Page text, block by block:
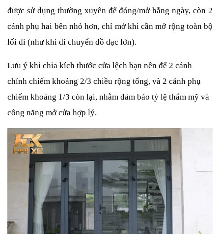
được sử dụng thường xuyên để đóng/mở hằng ngày, còn 2
cánh phụ hai bên nhỏ hơn, chỉ mở khi cần mở rộng toàn bộ
lối đi (như khi di chuyển đồ đạc lớn).
Lưu ý khi chia kích thước cửa lệch bạn nên để 2 cánh
chính chiếm khoảng 2/3 chiều rộng tổng, và 2 cánh phụ
chiếm khoảng 1/3 còn lại, nhằm đảm bảo tỷ lệ thẩm mỹ và
công năng mở cửa hợp lý.